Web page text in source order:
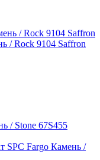
/ Rock 9104 Saffron
SPC Fargo Камень /